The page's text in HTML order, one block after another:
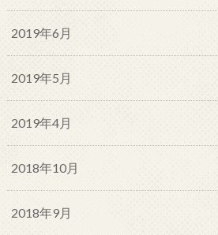
2019年6月
2019年5月
2019年4月
2018年10月
2018年9月